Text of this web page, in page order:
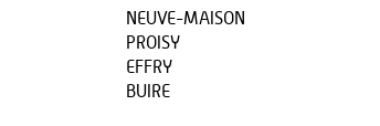
NEUVE-MAISON
PROISY
EFFRY
BUIRE